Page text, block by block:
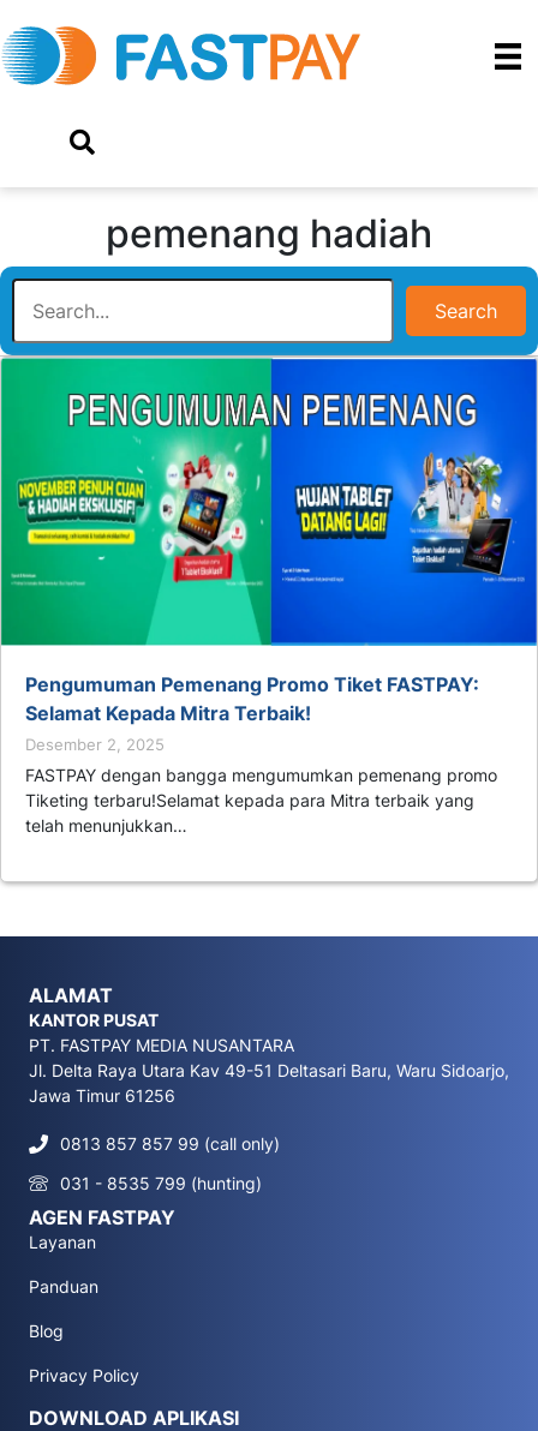
pemenang hadiah
Search
Pengumuman Pemenang Promo Tiket FASTPAY:
Selamat Kepada Mitra Terbaik!
Desember 2, 2025
FASTPAY dengan bangga mengumumkan pemenang promo
Tiketing terbaru!Selamat kepada para Mitra terbaik yang
telah menunjukkan…
ALAMAT
KANTOR PUSAT
PT. FASTPAY MEDIA NUSANTARA
Jl. Delta Raya Utara Kav 49-51 Deltasari Baru, Waru Sidoarjo,
Jawa Timur 61256
0813 857 857 99 (call only)
031 - 8535 799 (hunting)
AGEN FASTPAY
Layanan
Panduan
Blog
Privacy Policy
DOWNLOAD APLIKASI